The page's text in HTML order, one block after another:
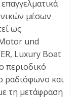
μέσων
ως
und
Luxury Boat
περιοδικό
ραδιόφωνο και
τη μετάφραση